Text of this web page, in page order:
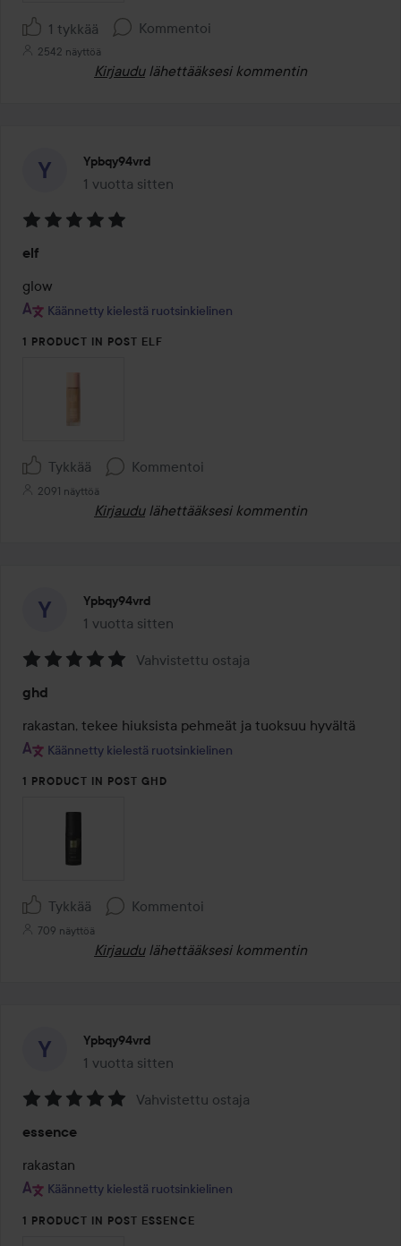
1 tykkää Kommentoi
2542 näyttöä
Kirjaudu lähettääksesi kommentin
Ypbqy94vrd
1 vuotta sitten
Viesti luotiin 1 vuotta sitten
5
/
5
elf
glow
Käännetty kielestä ruotsinkielinen
1 PRODUCT IN POST ELF
Tykkää Kommentoi
2091 näyttöä
Kirjaudu lähettääksesi kommentin
Ypbqy94vrd
1 vuotta sitten
Viesti luotiin 1 vuotta sitten
5
/
5
Vahvistettu ostaja
ghd
rakastan, tekee hiuksista pehmeät ja tuoksuu hyvältä
Käännetty kielestä ruotsinkielinen
1 PRODUCT IN POST GHD
Tykkää Kommentoi
709 näyttöä
Kirjaudu lähettääksesi kommentin
Ypbqy94vrd
1 vuotta sitten
Viesti luotiin 1 vuotta sitten
5
/
5
Vahvistettu ostaja
essence
rakastan
Käännetty kielestä ruotsinkielinen
1 PRODUCT IN POST ESSENCE